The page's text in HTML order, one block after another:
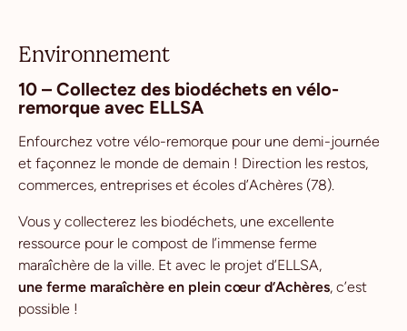
Environnement
10 – Collectez des biodéchets en vélo-
remorque avec ELLSA
Enfourchez votre vélo-remorque pour une demi-journée
et façonnez le monde de demain ! Direction les restos,
commerces, entreprises et écoles d’Achères (78).
Vous y collecterez les biodéchets, une excellente
ressource pour le compost de l’immense ferme
maraîchère de la ville. Et avec le projet d’ELLSA,
une ferme maraîchère en plein cœur d’Achères, c’est
possible !